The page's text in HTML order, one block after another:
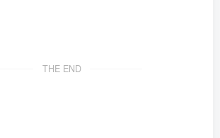
THE END